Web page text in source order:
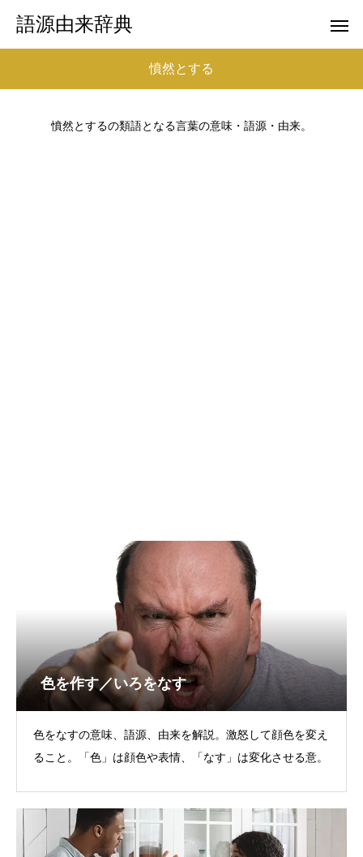
語源由来辞典
憤然とする
憤然とするの類語となる言葉の意味・語源・由来。
色を作す／いろをなす
色をなすの意味、語源、由来を解説。激怒して顔色を変え
ること。「色」は顔色や表情、「なす」は変化させる意。